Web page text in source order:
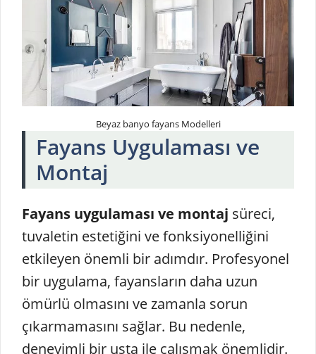
Beyaz banyo fayans Modelleri
Fayans Uygulaması ve
Montaj
Fayans uygulaması ve montaj süreci,
tuvaletin estetiğini ve fonksiyonelliğini
etkileyen önemli bir adımdır. Profesyonel
bir uygulama, fayansların daha uzun
ömürlü olmasını ve zamanla sorun
çıkarmamasını sağlar. Bu nedenle,
deneyimli bir usta ile çalışmak önemlidir.